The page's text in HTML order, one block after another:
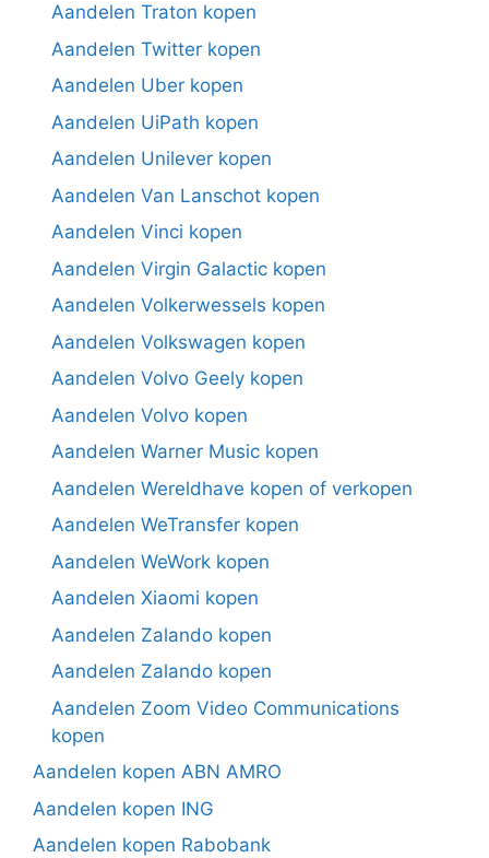
Aandelen Traton kopen
Aandelen Twitter kopen
Aandelen Uber kopen
Aandelen UiPath kopen
Aandelen Unilever kopen
Aandelen Van Lanschot kopen
Aandelen Vinci kopen
Aandelen Virgin Galactic kopen
Aandelen Volkerwessels kopen
Aandelen Volkswagen kopen
Aandelen Volvo Geely kopen
Aandelen Volvo kopen
Aandelen Warner Music kopen
Aandelen Wereldhave kopen of verkopen
Aandelen WeTransfer kopen
Aandelen WeWork kopen
Aandelen Xiaomi kopen
Aandelen Zalando kopen
Aandelen Zalando kopen
Aandelen Zoom Video Communications
kopen
Aandelen kopen ABN AMRO
Aandelen kopen ING
Aandelen kopen Rabobank